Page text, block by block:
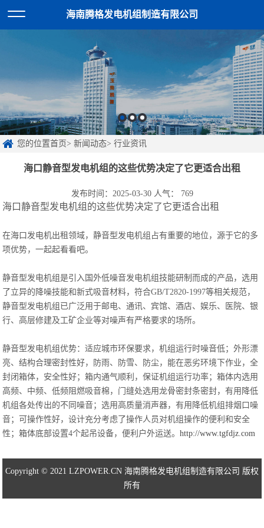
海南腾格发电机组制造有限公司
您的位置首页> 新闻动态> 行业资讯
海口静音型发电机组的这些优势决定了它更适合出租
发布时间：2025-03-30 人气： 769
海口静音型发电机组的这些优势决定了它更适合出租
在海口发电机出租领域，静音型发电机组占有重要的地位，源于它的多
项优势，一起起看看吧。
静音型发电机组是引入国外低噪音发电机组技能研制而成的产品，选用
了立异的降噪技能和新式吸音材料，符合GB/T2820-1997等相关规范，
静音型发电机组已广泛用于邮电、通讯、宾馆、酒店、娱乐、医院、银
行、高层修建及工矿企业等对噪声有严格要求的场所。
静音型发电机组优势：适应城市环保要求，机组运行时噪音低；外形漂
亮、结构合理密封性好，防雨、防雪、防尘，能在恶劣环境下作业，全
封闭箱体，安全性好；箱内通气顺利，保证机组运行功率；箱体内选用
高频、中频、低频阻燃吸音棉，门缝处选用龙骨密封条密封，有用降低
机组各处传出的不同噪音；选用高质量消声器，有用降低机组排烟口噪
音；可操作性好，设计充分考虑了操作人员对机组操作的便利和安全
性；箱体底部设置4个起吊设备，便利户外运送。http://www.tgfdjz.com
Copyright © 2021 LZPOWER.CN 海南腾格发电机组制造有限公司 版权
所有